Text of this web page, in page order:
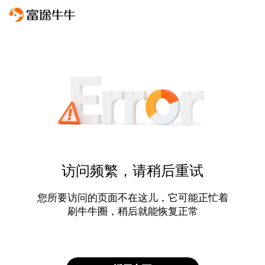
访问频繁，请稍后重试
您所要访问的页面不在这儿，它可能正忙着
刷牛牛圈，稍后就能恢复正常